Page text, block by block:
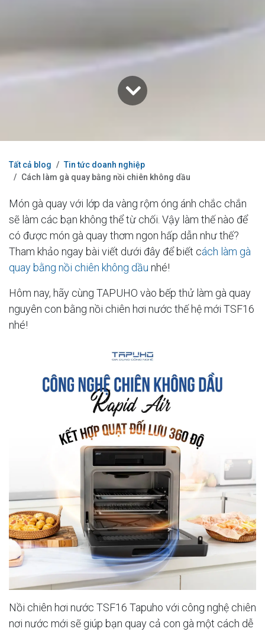
Tất cả blog
Tin tức doanh nghiệp
Cách làm gà quay bằng nồi chiên không dầu
Món gà quay với lớp da vàng rộm óng ánh chắc chắn
sẽ làm các bạn không thể từ chối. Vậy làm thế nào để
có được món gà quay thơm ngon hấp dẫn như thế?
Tham khảo ngay bài viết dưới đây để biết cách làm gà
quay bằng nồi chiên không dầu nhé!
Hôm nay, hãy cùng TAPUHO vào bếp thử làm gà quay
nguyên con bằng nồi chiên hơi nước thế hệ mới TSF16
nhé!
Nồi chiên hơi nước TSF16 Tapuho với công nghệ chiên
nơi nước mới sẽ giúp bạn quay cả con gà một cách dễ